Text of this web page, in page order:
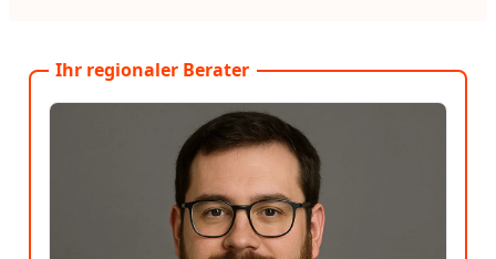
Ihr regionaler Berater